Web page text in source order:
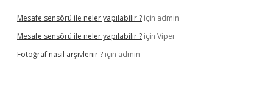
Mesafe sensörü ile neler yapılabilir ? için admin
Mesafe sensörü ile neler yapılabilir ? için Viper
Fotoğraf nasıl arşivlenir ? için admin